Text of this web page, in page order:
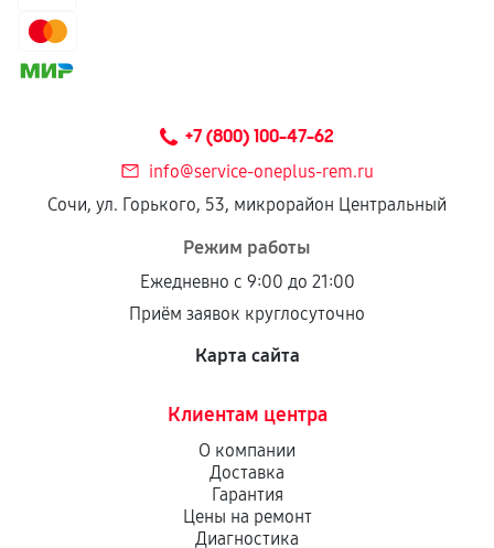
+7 (800) 100-47-62
info@service-oneplus-rem.ru
Сочи, ул. Горького, 53, микрорайон Центральный
Режим работы
Ежедневно с 9:00 до 21:00
Приём заявок круглосуточно
Карта сайта
Клиентам центра
О компании
Доставка
Гарантия
Цены на ремонт
Диагностика